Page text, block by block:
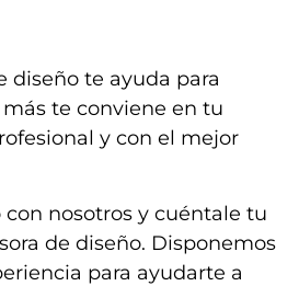
diseño te ayuda para
te conviene en tu
y con el mejor
nosotros y cuéntale tu
de diseño. Disponemos
para ayudarte a